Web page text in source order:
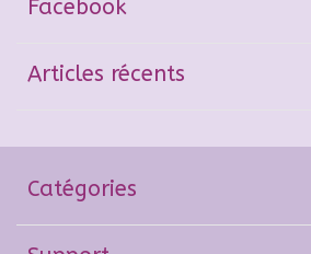
Facebook
Articles récents
Catégories